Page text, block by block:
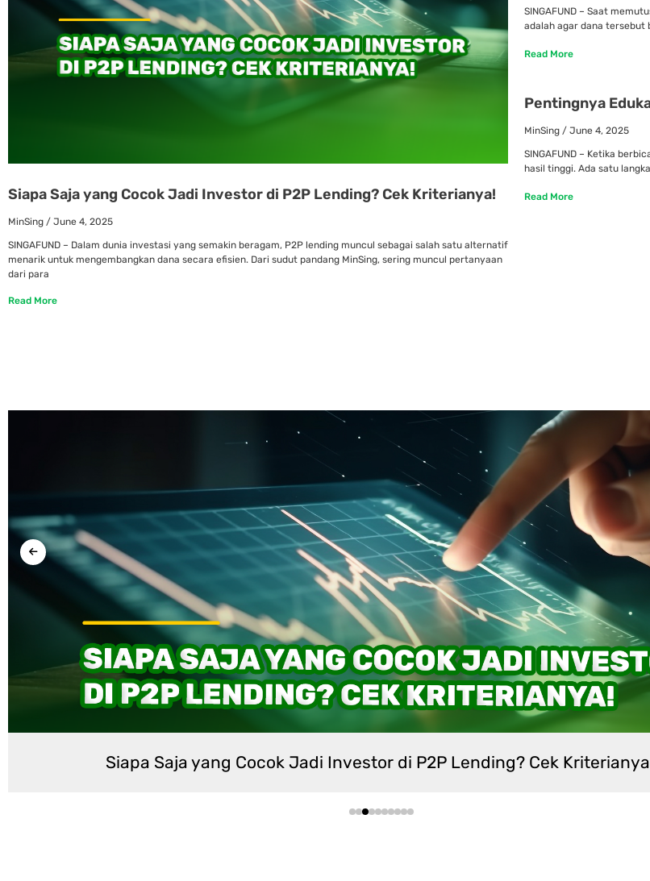
Siapa Saja yang Cocok Jadi Investor di P2P Lending? Cek Kriterianya!
MinSing June 4, 2025
SINGAFUND – Dalam dunia investasi yang semakin beragam, P2P lending muncul sebagai salah satu alternatif
menarik untuk mengembangkan dana secara efisien. Dari sudut pandang MinSing, sering muncul pertanyaan
dari para
Read More
SINGAFUND – Saat
adalah agar dana tersebut
Read More
Pentingnya
MinSing June 4, 2025
SINGAFUND – Ketika
hasil tinggi. Ada satu
Read More
Investor di P2P Lending? Cek Kriterianya!